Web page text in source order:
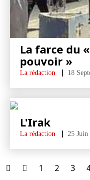
La farce du
pouvoir »
La rédaction 18
L'Irak
La rédaction 25 Juin
1 2 3